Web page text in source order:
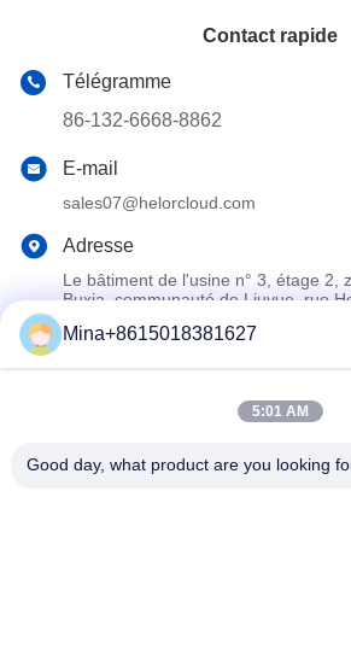
Contact rapide
Télégramme
86-132-6668-8862
E-mail
sales07@helorcloud.com
Adresse
Le bâtiment de l'usine n° 3, étage 2,
Buxia, communauté de Liuyue, rue
Politique de confidentialité
2026 Shenzhen Helor Cloud Computer
Mina+8615018381627
5:01 AM
Good day, what product are you looking